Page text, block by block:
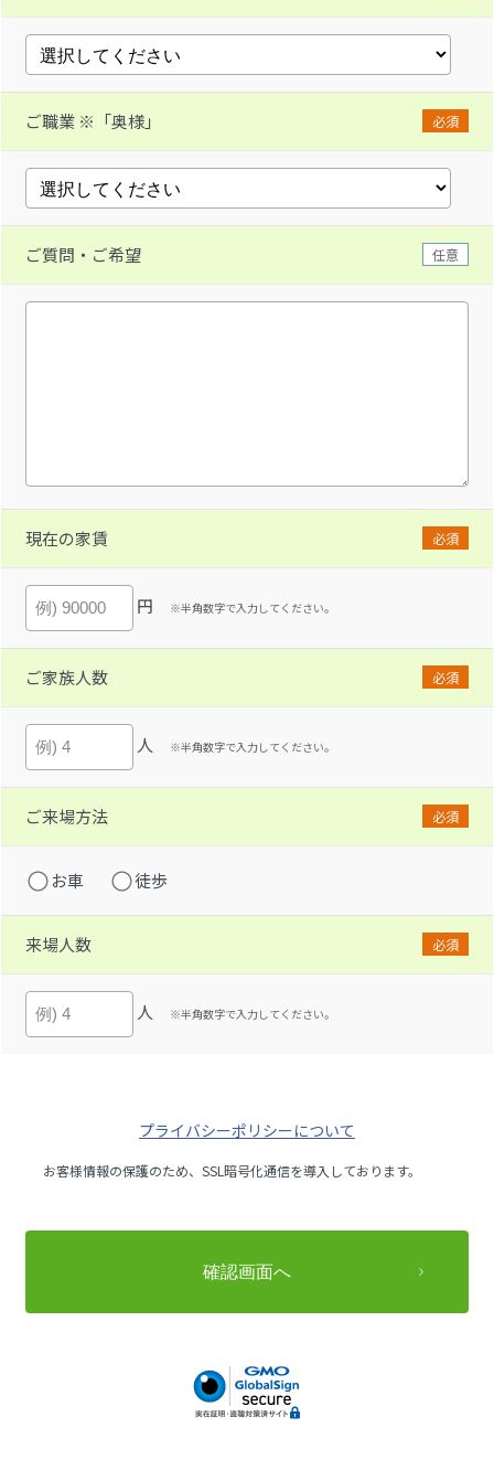
ご職業 ※「奥様」 必須
ご質問・ご希望 任意
現在の家賃 必須
円 ※半角数字で入力してください。
ご家族人数 必須
人 ※半角数字で入力してください。
ご来場方法 必須
お車 徒歩
来場人数 必須
人 ※半角数字で入力してください。
プライバシーポリシーについて
お客様情報の保護のため、SSL暗号化通信を導入しております。